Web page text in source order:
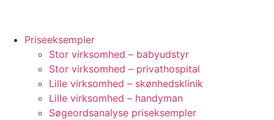
Priseeksempler
Stor virksomhed – babyudstyr
Stor virksomhed – privathospital
Lille virksomhed – skønhedsklinik
Lille virksomhed – handyman
Søgeordsanalyse priseksempler